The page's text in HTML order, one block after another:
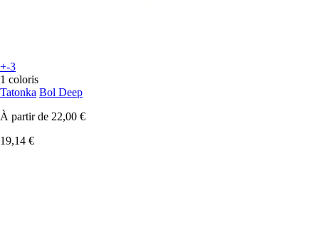
+-3
1 coloris
Tatonka Bol Deep
À partir de 22,00 €
19,14 €